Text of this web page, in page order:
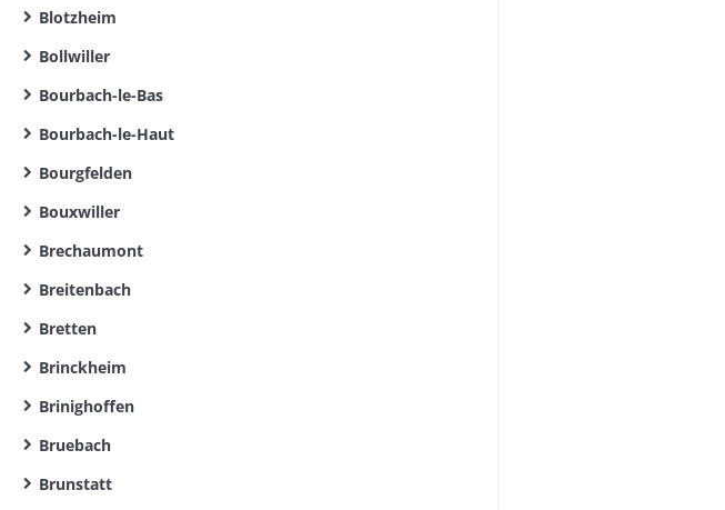
Blotzheim
Bollwiller
Bourbach-le-Bas
Bourbach-le-Haut
Bourgfelden
Bouxwiller
Brechaumont
Breitenbach
Bretten
Brinckheim
Brinighoffen
Bruebach
Brunstatt